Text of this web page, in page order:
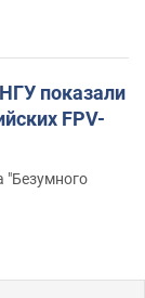
показали
FPV-
"Безумного